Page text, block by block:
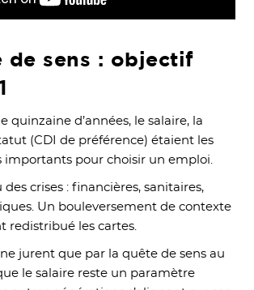
de sens : objectif
quinzaine d’années, le salaire, la
(CDI de préférence) étaient les
importants pour choisir un emploi.
des crises : financières, sanitaires,
Un bouleversement de contexte
redistribué les cartes.
jurent que par la quête de sens au
le salaire reste un paramètre